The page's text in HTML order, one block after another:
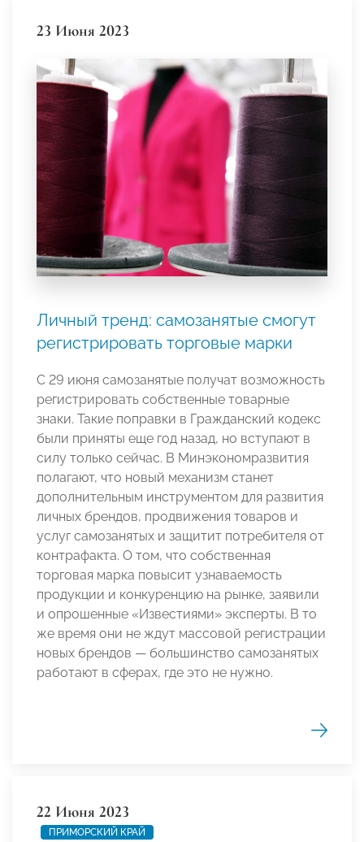
23 Июня 2023
Личный тренд: самозанятые смогут
регистрировать торговые марки
С 29 июня самозанятые получат возможность
регистрировать собственные товарные
знаки. Такие поправки в Гражданский кодекс
были приняты еще год назад, но вступают в
силу только сейчас. В Минэкономразвития
полагают, что новый механизм станет
дополнительным инструментом для развития
личных брендов, продвижения товаров и
услуг самозанятых и защитит потребителя от
контрафакта. О том, что собственная
торговая марка повысит узнаваемость
продукции и конкуренцию на рынке, заявили
и опрошенные «Известиями» эксперты. В то
же время они не ждут массовой регистрации
новых брендов — большинство самозанятых
работают в сферах, где это не нужно.
22 Июня 2023
ПРИМОРСКИЙ КРАЙ